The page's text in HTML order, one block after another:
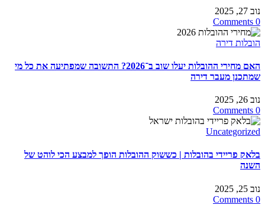
נוב 27, 2025
0 Comments
הובלות דירה
האם מחירי ההובלות יעלו שוב ב־2026? התשובה שמפתיעה את כל מי
שמתכנן מעבר דירה
נוב 26, 2025
0 Comments
Uncategorized
בלאק פריידי בהובלות | כששוק ההובלות הופך למבצע הכי לוהט של
השנה
נוב 25, 2025
0 Comments